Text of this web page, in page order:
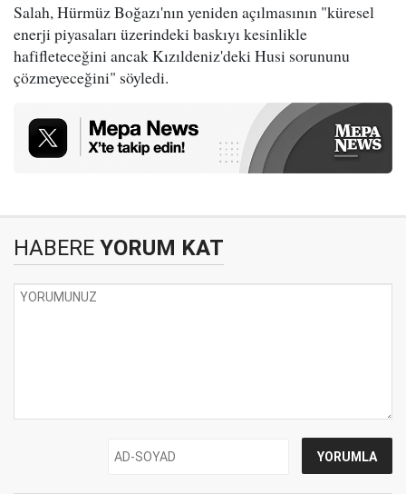
Salah, Hürmüz Boğazı'nın yeniden açılmasının "küresel
enerji piyasaları üzerindeki baskıyı kesinlikle
hafifleteceğini ancak Kızıldeniz'deki Husi sorununu
çözmeyeceğini" söyledi.
HABERE YORUM KAT